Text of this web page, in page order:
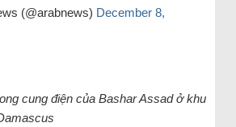
(@arabnews) December 8,
cung điện của Bashar Assad ở khu